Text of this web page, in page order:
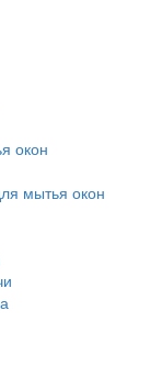
окон
мытья окон